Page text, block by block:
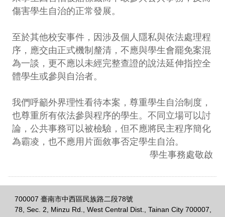
傷害學生自治的正常發展。
至於其他校安事件，因涉及個人隱私與依法處理程
序，應交由正式機制釐清，不應與學生會罷免案混
為一談，更不應以未經完整查證的說法延伸指控全
體學生或參與自治者。
我們呼籲外界理性看待本案，尊重學生自治制度，
也尊重所有依法參與程序的學生。不同立場可以討
論，公共事務可以被檢驗，但不應將民主程序簡化
為霸凌，也不應用片面敘事否定學生自治。
學生事務處敬啟
700007 臺南市中西區民族路二段78號
78, Sec. 2, Minzu Rd., West Central Dist., Tainan City 700007,